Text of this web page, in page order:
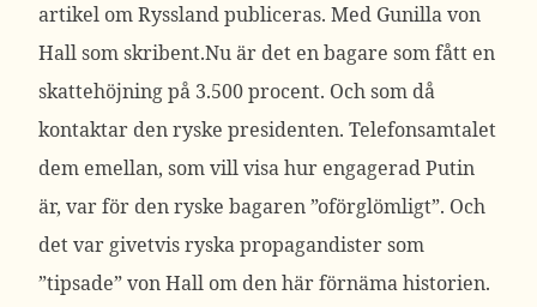
artikel om Ryssland publiceras. Med Gunilla von
Hall som skribent.Nu är det en bagare som fått en
skattehöjning på 3.500 procent. Och som då
kontaktar den ryske presidenten. Telefonsamtalet
dem emellan, som vill visa hur engagerad Putin
är, var för den ryske bagaren ”oförglömligt”. Och
det var givetvis ryska propagandister som
”tipsade” von Hall om den här förnäma historien.